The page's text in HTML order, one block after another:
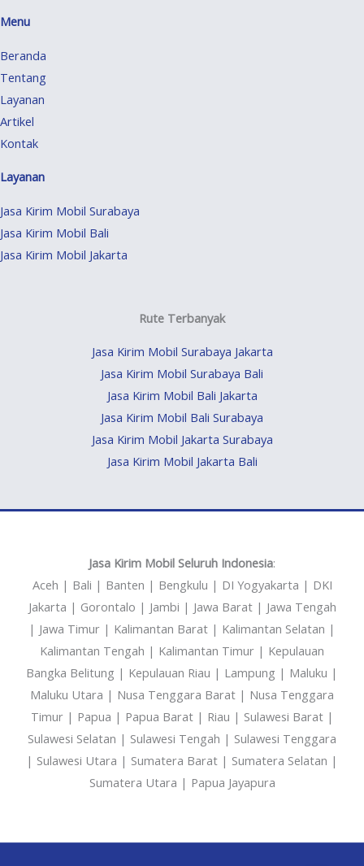
Menu
Beranda
Tentang
Layanan
Artikel
Kontak
Layanan
Jasa Kirim Mobil Surabaya
Jasa Kirim Mobil Bali
Jasa Kirim Mobil Jakarta
Rute Terbanyak
Jasa Kirim Mobil Surabaya Jakarta
Jasa Kirim Mobil Surabaya Bali
Jasa Kirim Mobil Bali Jakarta
Jasa Kirim Mobil Bali Surabaya
Jasa Kirim Mobil Jakarta Surabaya
Jasa Kirim Mobil Jakarta Bali
Jasa Kirim Mobil Seluruh Indonesia:
Aceh | Bali | Banten | Bengkulu | DI Yogyakarta | DKI
Jakarta | Gorontalo | Jambi | Jawa Barat | Jawa Tengah
| Jawa Timur | Kalimantan Barat | Kalimantan Selatan |
Kalimantan Tengah | Kalimantan Timur | Kepulauan
Bangka Belitung | Kepulauan Riau | Lampung | Maluku |
Maluku Utara | Nusa Tenggara Barat | Nusa Tenggara
Timur | Papua | Papua Barat | Riau | Sulawesi Barat |
Sulawesi Selatan | Sulawesi Tengah | Sulawesi Tenggara
| Sulawesi Utara | Sumatera Barat | Sumatera Selatan |
Sumatera Utara | Papua Jayapura